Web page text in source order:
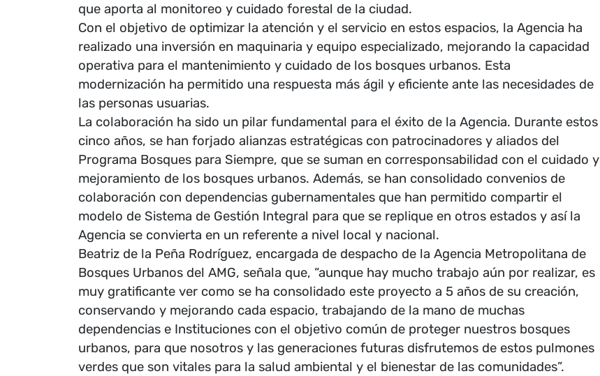
que aporta al monitoreo y cuidado forestal de la ciudad.
Con el objetivo de optimizar la atención y el servicio en estos espacios, la Agencia ha
realizado una inversión en maquinaria y equipo especializado, mejorando la capacidad
operativa para el mantenimiento y cuidado de los bosques urbanos. Esta
modernización ha permitido una respuesta más ágil y eficiente ante las necesidades de
las personas usuarias.
La colaboración ha sido un pilar fundamental para el éxito de la Agencia. Durante estos
cinco años, se han forjado alianzas estratégicas con patrocinadores y aliados del
Programa Bosques para Siempre, que se suman en corresponsabilidad con el cuidado y
mejoramiento de los bosques urbanos. Además, se han consolidado convenios de
colaboración con dependencias gubernamentales que han permitido compartir el
modelo de Sistema de Gestión Integral para que se replique en otros estados y así la
Agencia se convierta en un referente a nivel local y nacional.
Beatriz de la Peña Rodríguez, encargada de despacho de la Agencia Metropolitana de
Bosques Urbanos del AMG, señala que, “aunque hay mucho trabajo aún por realizar, es
muy gratificante ver como se ha consolidado este proyecto a 5 años de su creación,
conservando y mejorando cada espacio, trabajando de la mano de muchas
dependencias e Instituciones con el objetivo común de proteger nuestros bosques
urbanos, para que nosotros y las generaciones futuras disfrutemos de estos pulmones
verdes que son vitales para la salud ambiental y el bienestar de las comunidades”.